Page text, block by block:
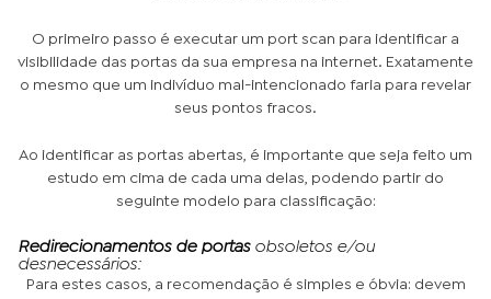
O primeiro passo é executar um port scan para identificar a
visibilidade das portas da sua empresa na internet. Exatamente
o mesmo que um indivíduo mal-intencionado faria para revelar
seus pontos fracos.
Ao identificar as portas abertas, é importante que seja feito um
estudo em cima de cada uma delas, podendo partir do
seguinte modelo para classificação:
Redirecionamentos de portasobsoletos e/ou
desnecessários:
Para estes casos, a recomendação é simples e óbvia: devem